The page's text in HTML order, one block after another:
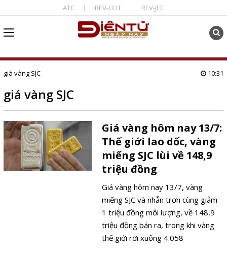
ATC REV-ECIT REV-JEC
giá vàng SJC 10:31
giá vàng SJC
Giá vàng hôm nay 13/7:
Thế giới lao dốc, vàng
miếng SJC lùi về 148,9
triệu đồng
Giá vàng hôm nay 13/7, vàng
miếng SJC và nhẫn trơn cùng giảm
1 triệu đồng mỗi lượng, về 148,9
triệu đồng bán ra, trong khi vàng
thế giới rơi xuống 4.058